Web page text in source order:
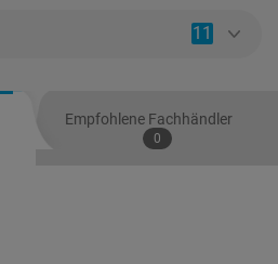
11
Empfohlene Fachhändler
0